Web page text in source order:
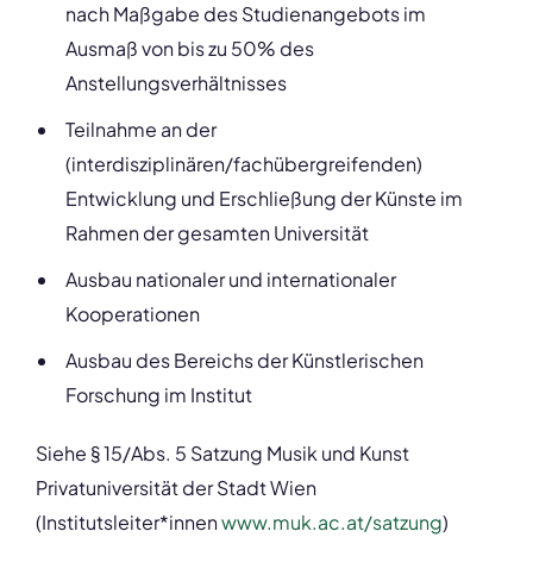
nach Maßgabe des Studienangebots im
Ausmaß von bis zu 50% des
Anstellungsverhältnisses
Teilnahme an der
(interdisziplinären/fachübergreifenden)
Entwicklung und Erschließung der Künste im
Rahmen der gesamten Universität
Ausbau nationaler und internationaler
Kooperationen
Ausbau des Bereichs der Künstlerischen
Forschung im Institut
Siehe § 15/Abs. 5 Satzung Musik und Kunst
Privatuniversität der Stadt Wien
(Institutsleiter*innenwww.muk.ac.at/satzung)